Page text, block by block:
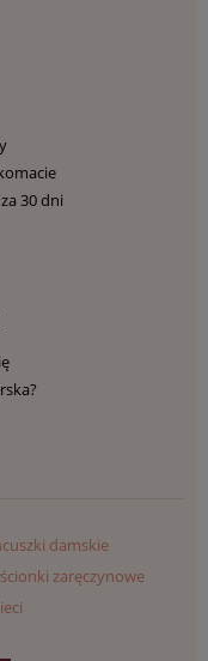
30 dni
damskie
zaręczynowe